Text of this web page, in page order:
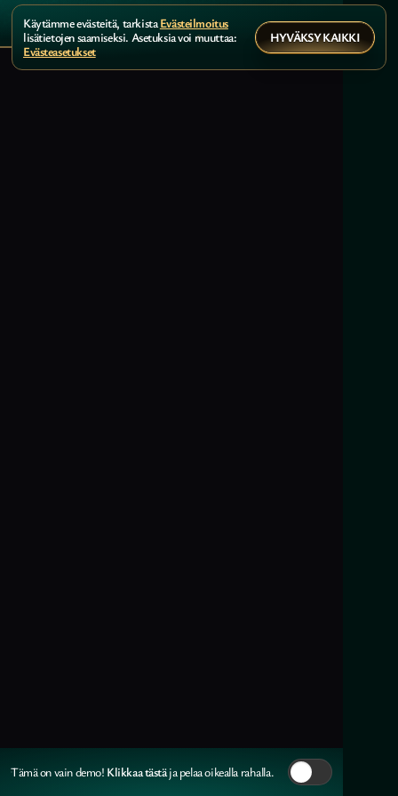
Tämä on vain demo! Klikkaa tästäja pelaa oikealla rahalla.
Käytämme evästeitä, tarkistaEvästeilmoitus
lisätietojen saamiseksi. Asetuksia voi muuttaa:
Evästeasetukset
HYVÄKSY KAIKKI